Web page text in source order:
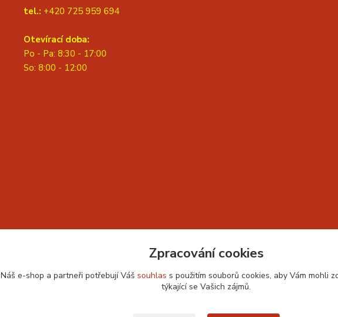
tel.: +420 725 959 694
Otevírací doba:
Po - Pa: 8:30 - 17:00
So: 8:00 - 12:00
Zpracování cookies
Náš e-shop a partneři potřebují Váš souhlas s použitím souborů cookies, aby Vám mohli
týkající se Vašich zájmů.